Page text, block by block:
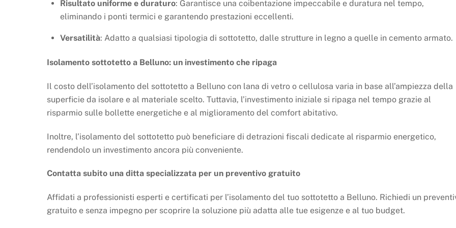
Risultato uniforme e duraturo: Garantisce una coibentazione impeccabile e duratura nel tempo,
eliminando i ponti termici e garantendo prestazioni eccellenti.
Versatilità: Adatto a qualsiasi tipologia di sottotetto, dalle strutture in legno a quelle in cemento armato.
Isolamento sottotetto a Belluno: un investimento che ripaga
Il costo dell’isolamento del sottotetto a Belluno con lana di vetro o cellulosa varia in base all’ampiezza della
superficie da isolare e al materiale scelto. Tuttavia, l’investimento iniziale si ripaga nel tempo grazie al
risparmio sulle bollette energetiche e al miglioramento del comfort abitativo.
Inoltre, l’isolamento del sottotetto può beneficiare di detrazioni fiscali dedicate al risparmio energetico,
rendendolo un investimento ancora più conveniente.
Contatta subito una ditta specializzata per un preventivo gratuito
Affidati a professionisti esperti e certificati per l’isolamento del tuo sottotetto a Belluno. Richiedi un
gratuito e senza impegno per scoprire la soluzione più adatta alle tue esigenze e al tuo budget.